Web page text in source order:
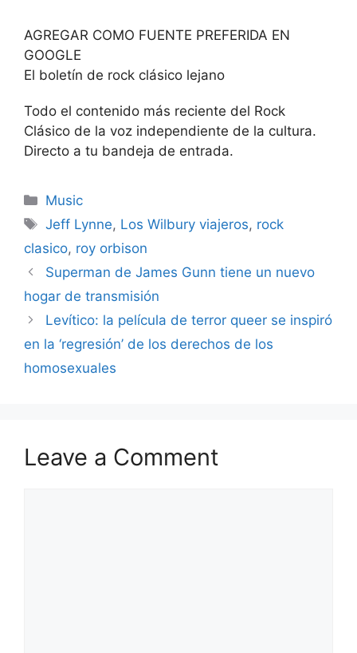
AGREGAR COMO FUENTE PREFERIDA EN
GOOGLE
El boletín de rock clásico lejano
Todo el contenido más reciente del Rock
Clásico de la voz independiente de la cultura.
Directo a tu bandeja de entrada.
Categories
Music
Tags
Jeff Lynne, Los Wilbury viajeros, rock
clasico, roy orbison
Superman de James Gunn tiene un nuevo
hogar de transmisión
Levítico: la película de terror queer se inspiró
en la ‘regresión’ de los derechos de los
homosexuales
Leave a Comment